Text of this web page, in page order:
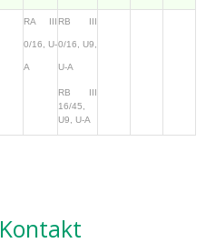
RA III
0/16, U-
A
RB III
0/16, U9,
U-A
RB III
16/45,
U9, U-A
Kontakt